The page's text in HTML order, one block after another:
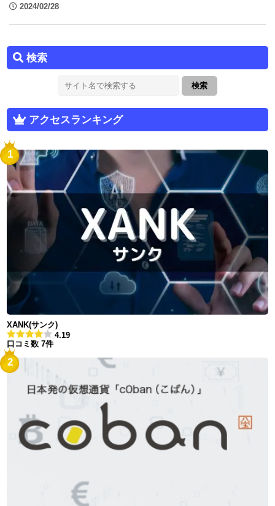
2024/02/28
検索
アクセスランキング
1
XANK(サンク)
4.19
口コミ数 7件
2